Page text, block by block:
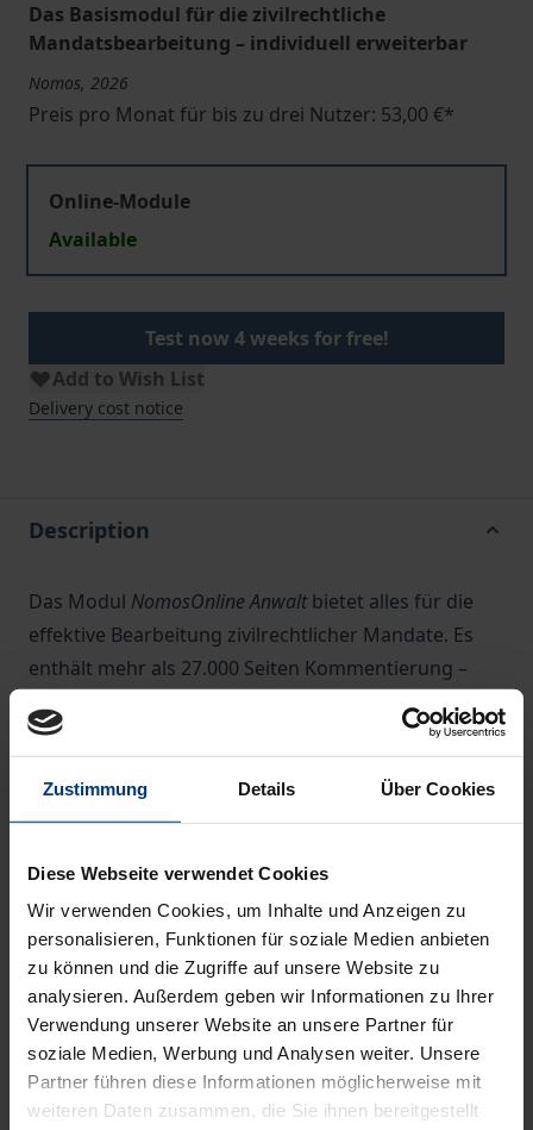
Zustimmung Details Über Cookies
Diese Webseite verwendet Cookies
Wir verwenden Cookies, um Inhalte und Anzeigen zu
personalisieren, Funktionen für soziale Medien anbieten
zu können und die Zugriffe auf unsere Website zu
analysieren. Außerdem geben wir Informationen zu Ihrer
Verwendung unserer Website an unsere Partner für
soziale Medien, Werbung und Analysen weiter. Unsere
Partner führen diese Informationen möglicherweise mit
weiteren Daten zusammen, die Sie ihnen bereitgestellt
Das Basismodul für die zivilrechtliche
Mandatsbearbeitung – individuell erweiterbar
Nomos, 2026
Preis pro Monat für bis zu drei Nutzer: 53,00 €*
Online-Module
Available
Test now 4 weeks for free!
Add to Wish List
Delivery cost notice
Description
Das Modul NomosOnline Anwaltbietet alles für die
effektive Bearbeitung zivilrechtlicher Mandate. Es
enthält mehr als 27.000 Seiten Kommentierung –
darunter der umfangreiche BGB-Kommentar von
Dauner-Lieb | Heidel | Ring – sowie zahlreiche
Highlights:
Gesetzbuch. Kommentar (NK-BGB, 6 Bände)
• Saenger | Ullrich | Siebert (Hrsg.),
Zivilprozessordnung. Kommentiertes
Prozessformularbuch (GForm-ZPO)
• Dombek | Kroiß (Hrsg.), FormularBibliothek
Vertragsgestaltung (FormBib-V)
• Muster und Arbeitshilfen, u.a. aus dem
Beratungshandbuch Verbraucherrecht